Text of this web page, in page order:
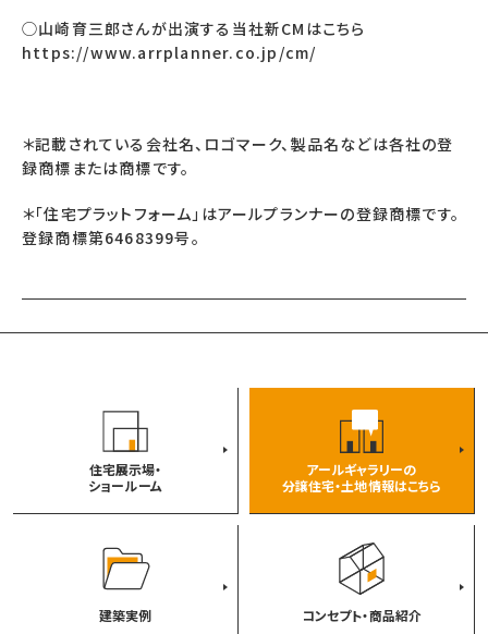
◯山崎育三郎さんが出演する当社新CMはこちら
https://www.arrplanner.co.jp/cm/
＊記載されている会社名、ロゴマーク、製品名などは各社の登
録商標または商標です。
＊「住宅プラットフォーム」はアールプランナーの登録商標です。
登録商標第6468399号。
住宅展示場・
ショールーム
アールギャラリーの
分譲住宅・土地情報はこちら
建築実例 コンセプト・商品紹介